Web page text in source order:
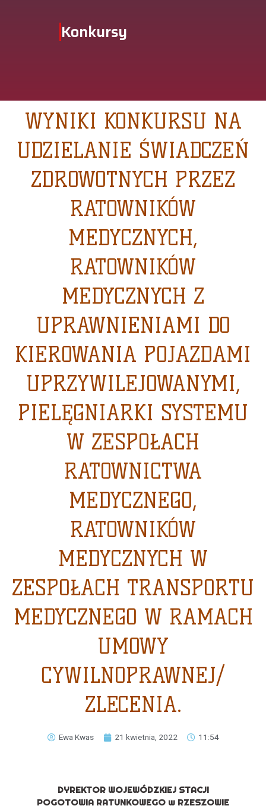
Konkursy
WYNIKI KONKURSU NA
UDZIELANIE ŚWIADCZEŃ
ZDROWOTNYCH PRZEZ
RATOWNIKÓW
MEDYCZNYCH,
RATOWNIKÓW
MEDYCZNYCH Z
UPRAWNIENIAMI DO
KIEROWANIA POJAZDAMI
UPRZYWILEJOWANYMI,
PIELĘGNIARKI SYSTEMU
W ZESPOŁACH
RATOWNICTWA
MEDYCZNEGO,
RATOWNIKÓW
MEDYCZNYCH W
ZESPOŁACH TRANSPORTU
MEDYCZNEGO W RAMACH
UMOWY
CYWILNOPRAWNEJ/
ZLECENIA.
Ewa Kwas 21 kwietnia, 2022 11:54
DYREKTOR WOJEWÓDZKIEJ STACJI
POGOTOWIA RATUNKOWEGO w RZESZOWIE